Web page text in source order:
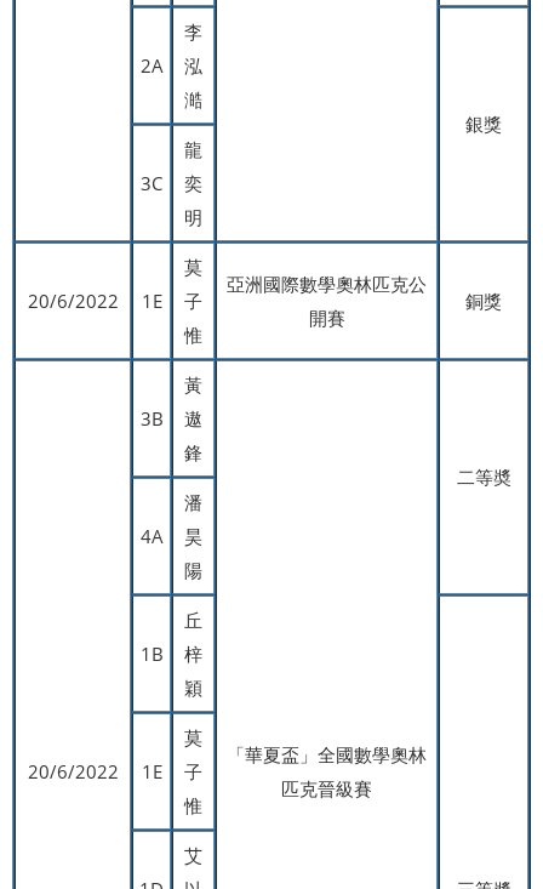
2A
李
泓
澔
銀獎
3C
龍
奕
明
20/6/2022 1E
莫
子
惟
亞洲國際數學奧林匹克公
開賽
銅獎
20/6/2022
3B
黃
遨
鋒
「華夏盃」全國數學奧林
匹克晉級賽
二等奬
4A
潘
昊
陽
1B
丘
梓
穎
1E
莫
子
惟
艾